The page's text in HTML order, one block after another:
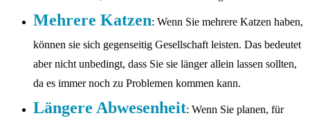
Mehrere Katzen: Wenn Sie mehrere Katzen haben,
können sie sich gegenseitig Gesellschaft leisten. Das bedeutet
aber nicht unbedingt, dass Sie sie länger allein lassen sollten,
da es immer noch zu Problemen kommen kann.
Längere Abwesenheit: Wenn Sie planen, für